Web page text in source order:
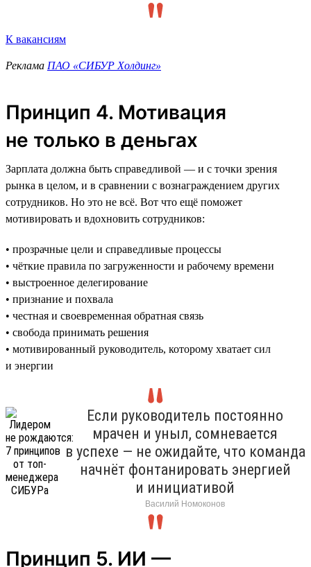
К вакансиям
Реклама ПАО «СИБУР Холдинг»
Принцип 4. Мотивация
не только в деньгах
Зарплата должна быть справедливой — и с точки зрения
рынка в целом, и в сравнении с вознаграждением других
сотрудников. Но это не всё. Вот что ещё поможет
мотивировать и вдохновить сотрудников:
• прозрачные цели и справедливые процессы
• чёткие правила по загруженности и рабочему времени
• выстроенное делегирование
• признание и похвала
• честная и своевременная обратная связь
• свобода принимать решения
• мотивированный руководитель, которому хватает сил
и энергии
Если руководитель постоянно
мрачен и уныл, сомневается
в успехе — не ожидайте, что команда
начнёт фонтанировать энергией
и инициативой
Василий Номоконов
Принцип 5. ИИ —